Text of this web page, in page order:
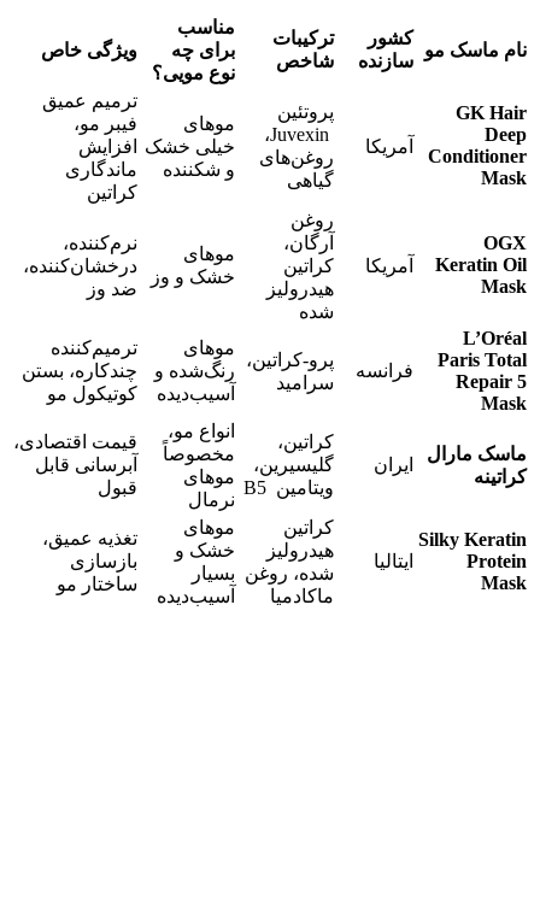
نام ماسک مو
کشور
سازنده
ترکیبات
شاخص
مناسب
برای چه
نوع مویی؟
ویژگی خاص
GK Hair
Deep
Conditioner
Mask
آمریکا
پروتئین
Juvexin،
روغن‌های
گیاهی
موهای
خیلی خشک
و شکننده
ترمیم عمیق
فیبر مو،
افزایش
ماندگاری
کراتین
OGX
Keratin Oil
Mask
آمریکا
روغن
آرگان،
کراتین
هیدرولیز
شده
موهای
خشک و وز
نرم‌کننده،
درخشان‌کننده،
ضد وز
L’Oréal
Paris Total
Repair 5
Mask
فرانسه
پرو-کراتین،
سرامید
موهای
رنگ‌شده و
آسیب‌دیده
ترمیم‌کننده
چندکاره، بستن
کوتیکول مو
ماسک مارال
کراتینه
ایران
کراتین،
گلیسیرین،
ویتامین B5
انواع مو،
مخصوصاً
موهای
نرمال
قیمت اقتصادی،
آبرسانی قابل
قبول
Silky Keratin
Protein
Mask
ایتالیا
کراتین
هیدرولیز
شده، روغن
ماکادمیا
موهای
خشک و
بسیار
آسیب‌دیده
تغذیه عمیق،
بازسازی
ساختار مو